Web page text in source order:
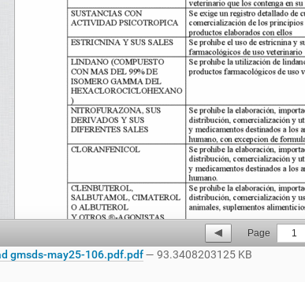
Page 1
gmsds-may25-106.pdf.pdf — 93.3408203125 KB